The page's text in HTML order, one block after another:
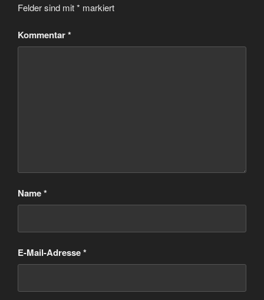
Felder sind mit* markiert
Kommentar*
Name*
E-Mail-Adresse*